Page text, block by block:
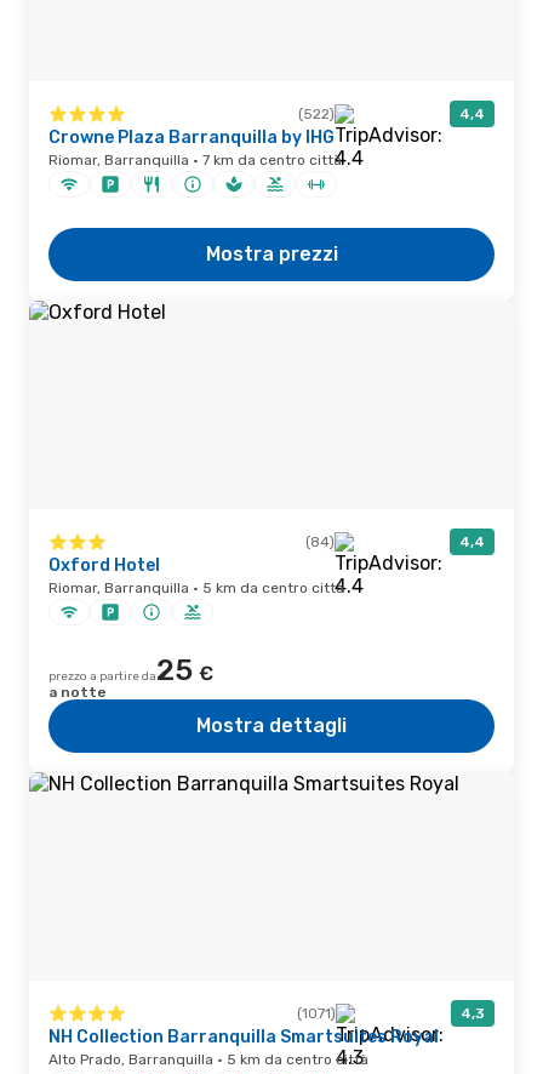
(522) 4,4
Crowne Plaza Barranquilla by IHG
Riomar, Barranquilla · 7 km da centro città
Mostra prezzi
(84) 4,4
Oxford Hotel
Riomar, Barranquilla · 5 km da centro città
prezzo a partire da25 €
a notte
Mostra dettagli
(1071) 4,3
NH Collection Barranquilla Smartsuites Royal
Alto Prado, Barranquilla · 5 km da centro città